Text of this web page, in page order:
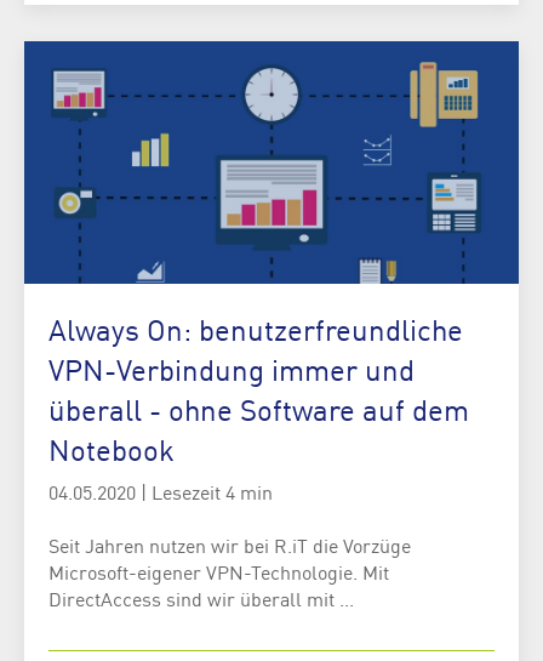
Always On: benutzerfreundliche
VPN-Verbindung immer und
überall - ohne Software auf dem
Notebook
04.05.2020 | Lesezeit 4 min
Seit Jahren nutzen wir bei R.iT die Vorzüge
Microsoft-eigener VPN-Technologie. Mit
DirectAccess sind wir überall mit ...